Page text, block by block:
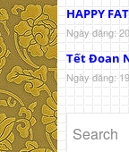
HAPPY
Ngày đăng:
Tết Đoan
Ngày đăng: